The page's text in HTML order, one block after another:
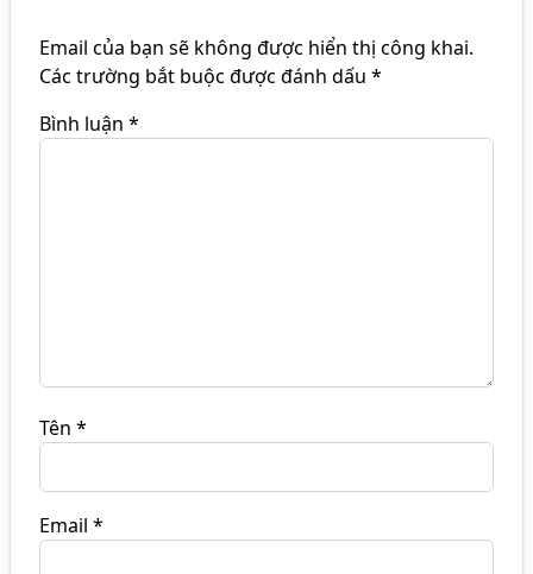
Email của bạn sẽ không được hiển thị công khai.
Các trường bắt buộc được đánh dấu *
Bình luận *
Tên *
Email *